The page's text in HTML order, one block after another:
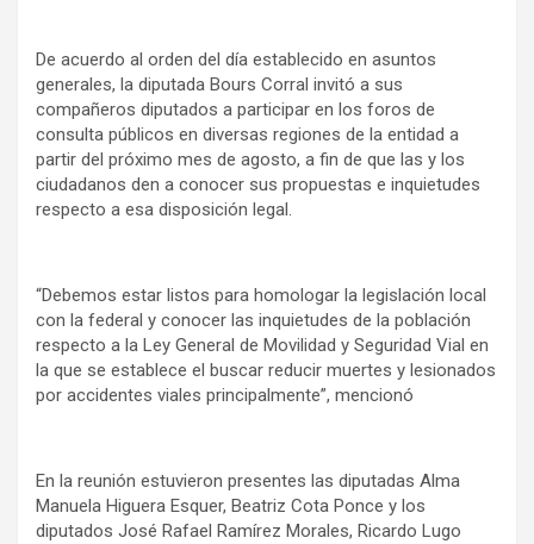
De acuerdo al orden del día establecido en asuntos
generales, la diputada Bours Corral invitó a sus
compañeros diputados a participar en los foros de
consulta públicos en diversas regiones de la entidad a
partir del próximo mes de agosto, a fin de que las y los
ciudadanos den a conocer sus propuestas e inquietudes
respecto a esa disposición legal.
“Debemos estar listos para homologar la legislación local
con la federal y conocer las inquietudes de la población
respecto a la Ley General de Movilidad y Seguridad Vial en
la que se establece el buscar reducir muertes y lesionados
por accidentes viales principalmente”, mencionó
En la reunión estuvieron presentes las diputadas Alma
Manuela Higuera Esquer, Beatriz Cota Ponce y los
diputados José Rafael Ramírez Morales, Ricardo Lugo